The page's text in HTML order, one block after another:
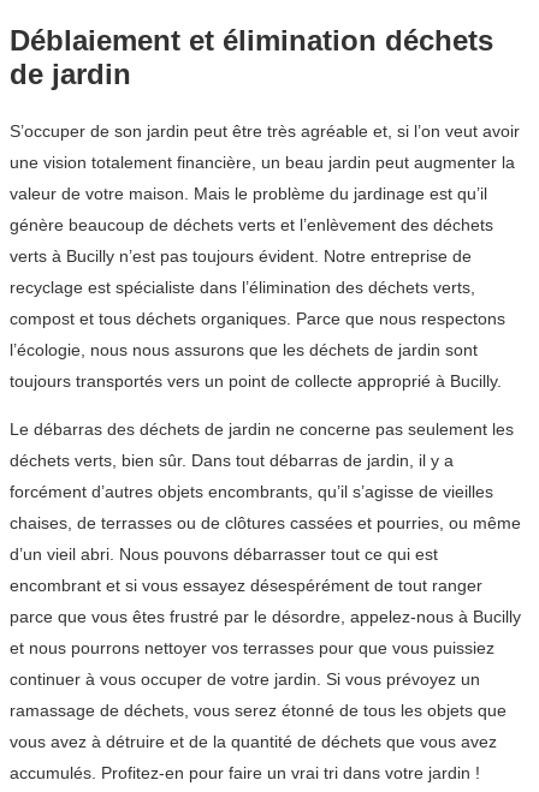
Déblaiement et élimination déchets
de jardin
S’occuper de son jardin peut être très agréable et, si l’on veut avoir
une vision totalement financière, un beau jardin peut augmenter la
valeur de votre maison. Mais le problème du jardinage est qu’il
génère beaucoup de déchets verts et l’enlèvement des déchets
verts à Bucilly n’est pas toujours évident. Notre entreprise de
recyclage est spécialiste dans l’élimination des déchets verts,
compost et tous déchets organiques. Parce que nous respectons
l’écologie, nous nous assurons que les déchets de jardin sont
toujours transportés vers un point de collecte approprié à Bucilly.
Le débarras des déchets de jardin ne concerne pas seulement les
déchets verts, bien sûr. Dans tout débarras de jardin, il y a
forcément d’autres objets encombrants, qu’il s’agisse de vieilles
chaises, de terrasses ou de clôtures cassées et pourries, ou même
d’un vieil abri. Nous pouvons débarrasser tout ce qui est
encombrant et si vous essayez désespérément de tout ranger
parce que vous êtes frustré par le désordre, appelez-nous à Bucilly
et nous pourrons nettoyer vos terrasses pour que vous puissiez
continuer à vous occuper de votre jardin. Si vous prévoyez un
ramassage de déchets, vous serez étonné de tous les objets que
vous avez à détruire et de la quantité de déchets que vous avez
accumulés. Profitez-en pour faire un vrai tri dans votre jardin !